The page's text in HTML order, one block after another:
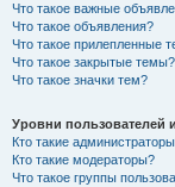
Что такое важные
Что такое объявления?
Что такое прилепленные
Что такое закрытые темы?
Что такое значки тем?
Уровни пользователей
Кто такие
Кто такие модераторы?
Что такое группы